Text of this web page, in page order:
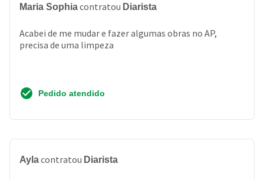
Maria Sophiacontratou Diarista
Acabei de me mudar e fazer algumas obras no AP,
precisa de uma limpeza
Pedido atendido
Aylacontratou Diarista